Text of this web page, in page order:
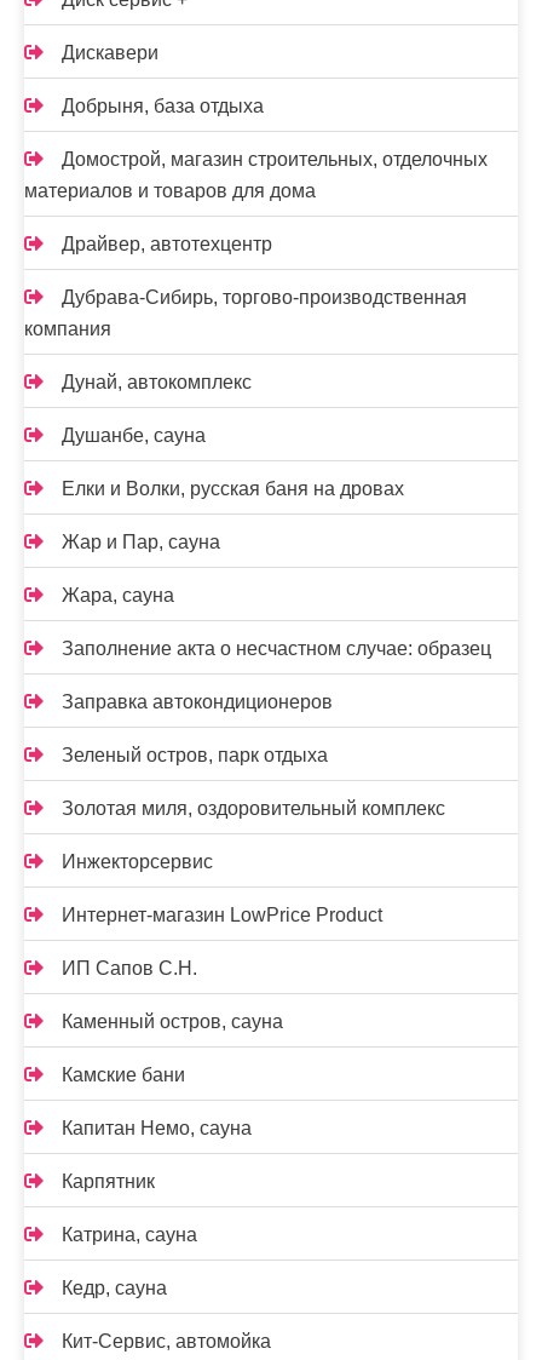
Дискавери
Добрыня, база отдыха
Домострой, магазин строительных, отделочных
материалов и товаров для дома
Драйвер, автотехцентр
Дубрава-Сибирь, торгово-производственная
компания
Дунай, автокомплекс
Душанбе, сауна
Елки и Волки, русская баня на дровах
Жар и Пар, сауна
Жара, сауна
Заполнение акта о несчастном случае: образец
Заправка автокондиционеров
Зеленый остров, парк отдыха
Золотая миля, оздоровительный комплекс
Инжекторсервис
Интернет-магазин LowPrice Product
ИП Сапов С.Н.
Каменный остров, сауна
Камские бани
Капитан Немо, сауна
Карпятник
Катрина, сауна
Кедр, сауна
Кит-Сервис, автомойка